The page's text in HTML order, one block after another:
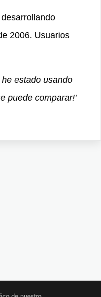
2006. Usuarios
he estado usando
puede comparar!'